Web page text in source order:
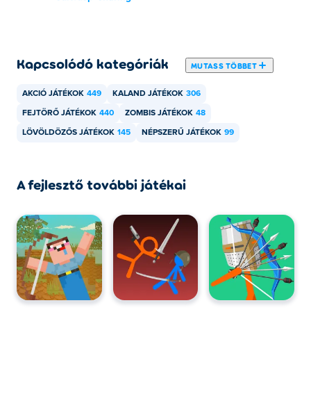
Kapcsolódó kategóriák MUTASS TÖBBET
AKCIÓ JÁTÉKOK 449 KALAND JÁTÉKOK 306
FEJTÖRŐ JÁTÉKOK 440 ZOMBIS JÁTÉKOK 48
LÖVÖLDÖZŐS JÁTÉKOK 145 NÉPSZERŰ JÁTÉKOK 99
A fejlesztő további játékai